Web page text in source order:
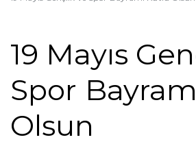
19 Mayıs
Spor
Olsun